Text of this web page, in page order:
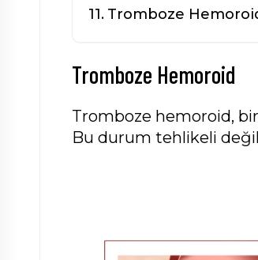
Tromboze
Tromboze Hemoroid
Tromboze hemoroid, bir
Bu durum tehlikeli